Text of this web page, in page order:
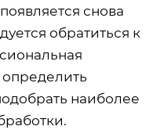
снова
обратиться к
определить
наиболее